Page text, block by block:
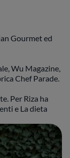
Gourmet ed
Wu Magazine,
Chef Parade.
Per Riza ha
e La dieta